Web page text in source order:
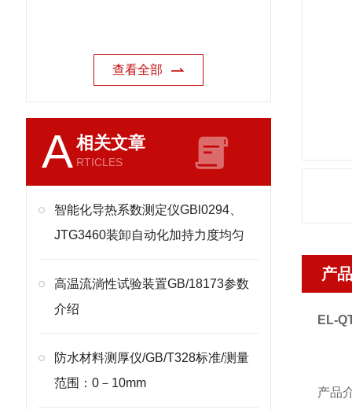
查看全部
A相关文章
RTICLES
智能化导热系数测定仪GBl0294、
JTG3460装卸自动化加持力度均匀
高温流淌性试验装置GB/18173参数
介绍
防水材料测厚仪/GB/T328标准/测量
范围：0－10mm
产
EL-
产品